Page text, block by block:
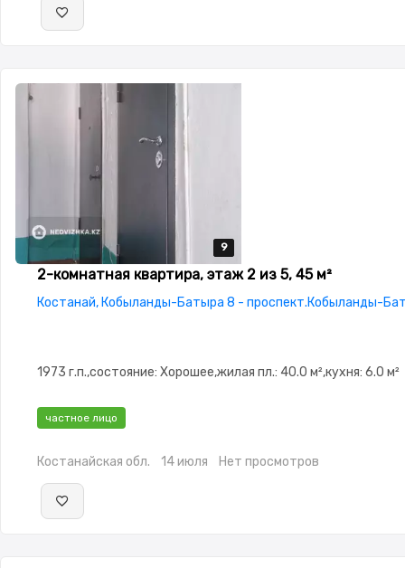
9
9
9
9
9
2-комнатная квартира, этаж 2 из 5, 45 м²
Костанай, Кобыланды-Батыра 8 - проспект.Кобыланды-
1973 г.п.,состояние: Хорошее,жилая пл.: 40.0 м²,кухня: 6.0 м²
частное лицо
Костанайская обл. 14 июля Нет просмотров